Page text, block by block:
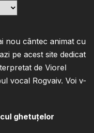
nou cântec animat cu
pe acest site dedicat
de Viorel
vocal Rogvaiv. Voi v-
ghetuțelor